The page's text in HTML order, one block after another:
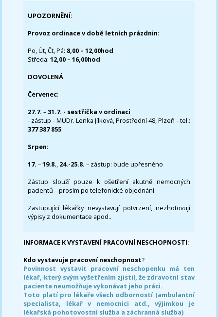
UPOZORNĚNÍ:
Provoz ordinace v době letních prázdnin:
Po, Út, Čt, Pá: 8,00 – 12,00hod
Středa:12,00 – 16,00hod
DOVOLENÁ:
Červenec:
27.7.–31.7. - sestřička v ordinaci
- zástup - MUDr. Lenka Jílková, Prostřední 48, Plzeň - tel.:
377 387 855
Srpen:
17. –19.8., 24.-25.8. – zástup: bude upřesněno
Zástup slouží pouze k ošetření akutně nemocných
pacientů – prosím po telefonické objednání.
Zastupující lékařky nevystavují potvrzení, nezhotovují
výpisy z dokumentace apod..
INFORMACE K VYSTAVENÍ PRACOVNÍ NESCHOPNOSTI:
Kdo vystavuje pracovní neschopnost?
Povinnost vystavit pracovní neschopenku má ten
lékař, který svým vyšetřením zjistil, že zdravotní stav
pacienta neumožňuje vykonávat jeho práci.
Toto platí pro lékaře všech odborností (ambulantní
specialista, lékař v nemocnici atd., výjimkou je
lékařská pohotovostní služba a záchranná služba)